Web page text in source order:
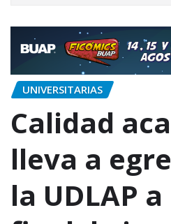
UNIVERSITARIAS
Calidad
lleva a
la UDLAP